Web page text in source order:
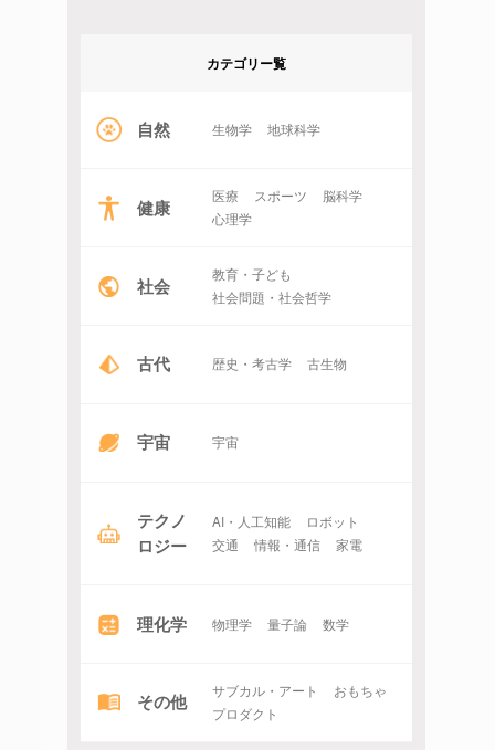
カテゴリー覧
自然 生物学 地球科学
健康 医療 スポーツ
脳科学
心理学
社会
教育・子ども
社会問題・社会哲学
古代 歴史・考古学 古生物
宇宙 宇宙
テクノ
ロジー
AI・人工知能
ロボット
交通
情報・通信 家電
理化学 物理学 量子論 数学
その他 サブカル・アート
おもちゃ
プロダクト